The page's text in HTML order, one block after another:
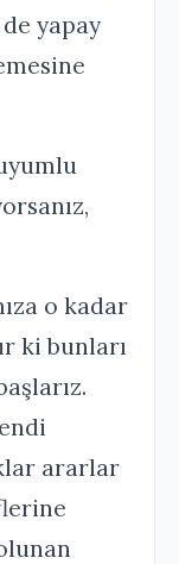
yapay
o kadar
ki bunları
ararlar